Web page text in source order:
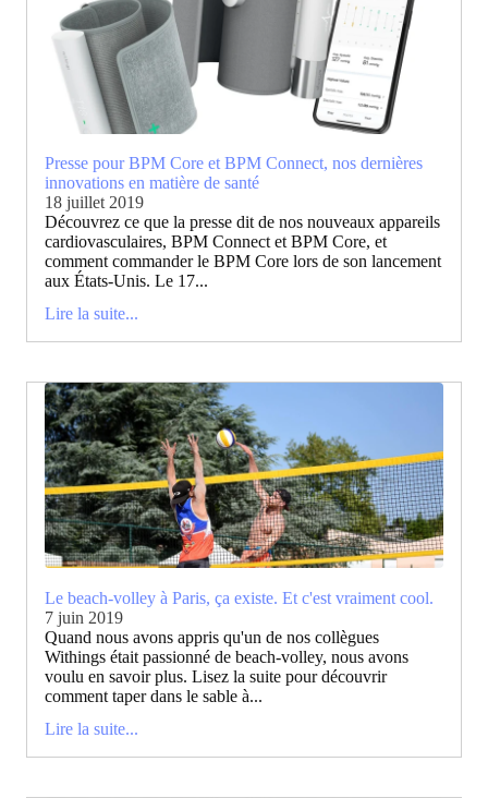
Presse pour BPM Core et BPM Connect, nos dernières
innovations en matière de santé
18 juillet 2019
Découvrez ce que la presse dit de nos nouveaux appareils
cardiovasculaires, BPM Connect et BPM Core, et
comment commander le BPM Core lors de son lancement
aux États-Unis. Le 17...
Lire la suite...
Le beach-volley à Paris, ça existe. Et c'est vraiment cool.
7 juin 2019
Quand nous avons appris qu'un de nos collègues
Withings était passionné de beach-volley, nous avons
voulu en savoir plus. Lisez la suite pour découvrir
comment taper dans le sable à...
Lire la suite...